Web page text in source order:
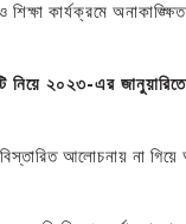
কার্যক্রমে
২০২৩-এর
আলোচনায় না গিয়ে